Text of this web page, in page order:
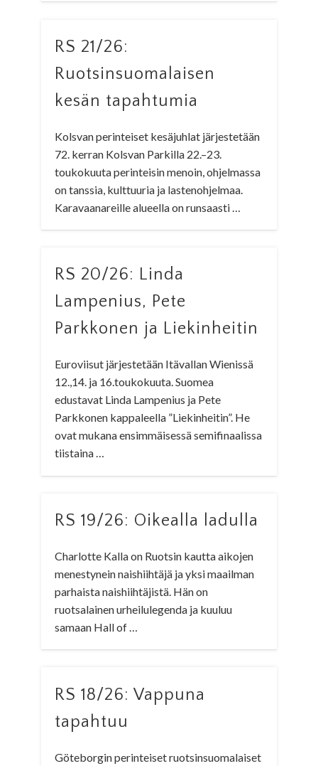
RS 21/26:
Ruotsinsuomalaisen
kesän tapahtumia
Kolsvan perinteiset kesäjuhlat järjestetään
72. kerran Kolsvan Parkilla 22.–23.
toukokuuta perinteisin menoin, ohjelmassa
on tanssia, kulttuuria ja lastenohjelmaa.
Karavaanareille alueella on runsaasti …
RS 20/26: Linda
Lampenius, Pete
Parkkonen ja Liekinheitin
Euroviisut järjestetään Itävallan Wienissä
12.,14. ja 16.toukokuuta. Suomea
edustavat Linda Lampenius ja Pete
Parkkonen kappaleella ”Liekinheitin”. He
ovat mukana ensimmäisessä semifinaalissa
tiistaina …
RS 19/26: Oikealla ladulla
Charlotte Kalla on Ruotsin kautta aikojen
menestynein naishiihtäjä ja yksi maailman
parhaista naishiihtäjistä. Hän on
ruotsalainen urheilulegenda ja kuuluu
samaan Hall of …
RS 18/26: Vappuna
tapahtuu
Göteborgin perinteiset ruotsinsuomalaiset